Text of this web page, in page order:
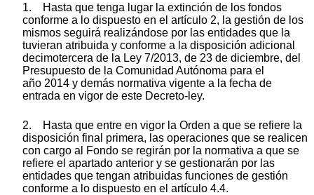
1. Hasta que tenga lugar la extinción de los fondos
conforme a lo dispuesto en el artículo 2, la gestión de los
mismos seguirá realizándose por las entidades que la
tuvieran atribuida y conforme a la disposición adicional
decimotercera de la Ley 7/2013, de 23 de diciembre, del
Presupuesto de la Comunidad Autónoma para el
año 2014 y demás normativa vigente a la fecha de
entrada en vigor de este Decreto-ley.
2. Hasta que entre en vigor la Orden a que se refiere la
disposición final primera, las operaciones que se realicen
con cargo al Fondo se regirán por la normativa a que se
refiere el apartado anterior y se gestionarán por las
entidades que tengan atribuidas funciones de gestión
conforme a lo dispuesto en el artículo 4.4.